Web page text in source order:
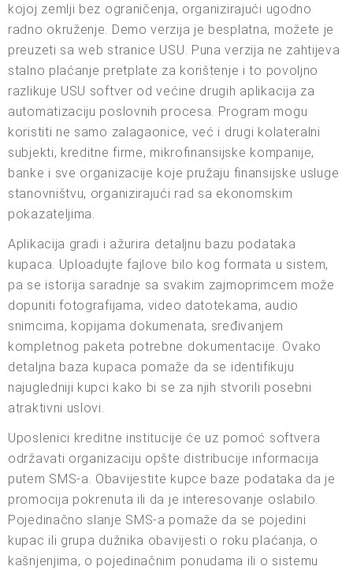
kojoj zemlji bez ograničenja, organizirajući ugodno
radno okruženje. Demo verzija je besplatna, možete je
preuzeti sa web stranice USU. Puna verzija ne zahtijeva
stalno plaćanje pretplate za korištenje i to povoljno
razlikuje USU softver od većine drugih aplikacija za
automatizaciju poslovnih procesa. Program mogu
koristiti ne samo zalagaonice, već i drugi kolateralni
subjekti, kreditne firme, mikrofinansijske kompanije,
banke i sve organizacije koje pružaju finansijske usluge
stanovništvu, organizirajući rad sa ekonomskim
pokazateljima.
Aplikacija gradi i ažurira detaljnu bazu podataka
kupaca. Uploadujte fajlove bilo kog formata u sistem,
pa se istorija saradnje sa svakim zajmoprimcem može
dopuniti fotografijama, video datotekama, audio
snimcima, kopijama dokumenata, sređivanjem
kompletnog paketa potrebne dokumentacije. Ovako
detaljna baza kupaca pomaže da se identifikuju
najugledniji kupci kako bi se za njih stvorili posebni
atraktivni uslovi.
Uposlenici kreditne institucije će uz pomoć softvera
održavati organizaciju opšte distribucije informacija
putem SMS-a. Obavijestite kupce baze podataka da je
promocija pokrenuta ili da je interesovanje oslabilo.
Pojedinačno slanje SMS-a pomaže da se pojedini
kupac ili grupa dužnika obavijesti o roku plaćanja, o
kašnjenjima, o pojedinačnim ponudama ili o sistemu